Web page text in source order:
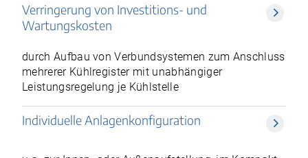
Verringerung von Investitions- und
Wartungskosten
durch Aufbau von Verbundsystemen zum Anschluss
mehrerer Kühlregister mit unabhängiger
Leistungsregelung je Kühlstelle
Individuelle Anlagenkonfiguration